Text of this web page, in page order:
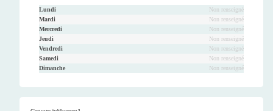
Lundi
Non renseigné
Mardi
Non renseigné
Mercredi
Non renseigné
Jeudi
Non renseigné
Vendredi
Non renseigné
Samedi
Non renseigné
Dimanche
Non renseigné